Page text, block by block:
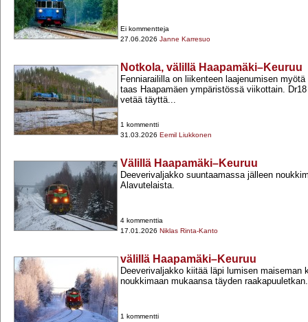
Ei kommentteja
27.06.2026 Janne Karresuo
Notkola, välillä Haapamäki–Keuruu
Fenniaraililla on liikenteen laajenumisen
taas Haapamäen ympäristössä viikottain.
vetää täyttä...
1 kommentti
31.03.2026 Eemil Liukkonen
Välillä Haapamäki–Keuruu
Deeverivaljakko suuntaamassa jälleen
Alavutelaista.
4 kommenttia
17.01.2026 Niklas Rinta-Kanto
välillä Haapamäki–Keuruu
Deeverivaljakko kiitää läpi lumisen maiseman
noukkimaan mukaansa täyden raakapuuletkan.
1 kommentti